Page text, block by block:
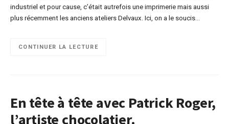
industriel et pour cause, c’était autrefois une imprimerie mais aussi
plus récemment les anciens ateliers Delvaux. Ici, on a le soucis…
CONTINUER LA LECTURE
En tête à tête avec Patrick Roger,
l’artiste chocolatier.